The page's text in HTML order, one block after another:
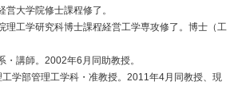
大学院修士課程修了。
理工学研究科博士課程経営工学専攻修了。博士（工
講師。2002年6月同助教授。
学部管理工学科・准教授。2011年4月同教授、現